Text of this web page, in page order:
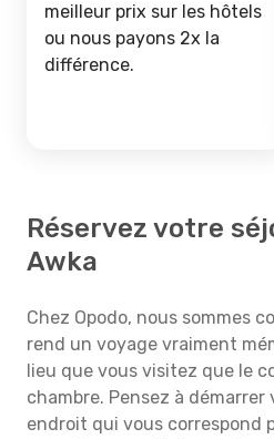
meilleur prix sur les hôtels
ou nous payons 2x la
différence.
Réservez votre
Awka
Chez Opodo, nous sommes
rend un voyage vraiment
lieu que vous visitez que le
chambre. Pensez à
endroit qui vous correspond